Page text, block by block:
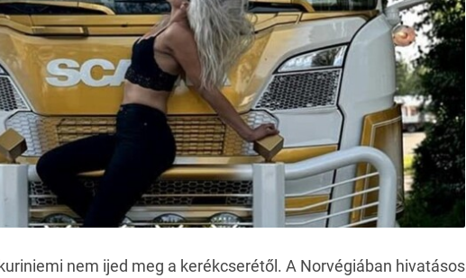
nem ijed meg a kerékcserétől. A Norvégiában hivatásos